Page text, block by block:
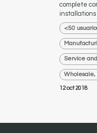
complete
installations
<50
Service
12 oct 2018